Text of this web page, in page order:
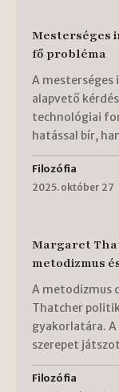
Mesterséges
fő probléma
A
alapvető
technológiai
hatással bír,
Filozófia
2025. október 27
Margaret
metodizmus
A metodizmus
Thatcher
gyakorlatára.
szerepet
Filozófia